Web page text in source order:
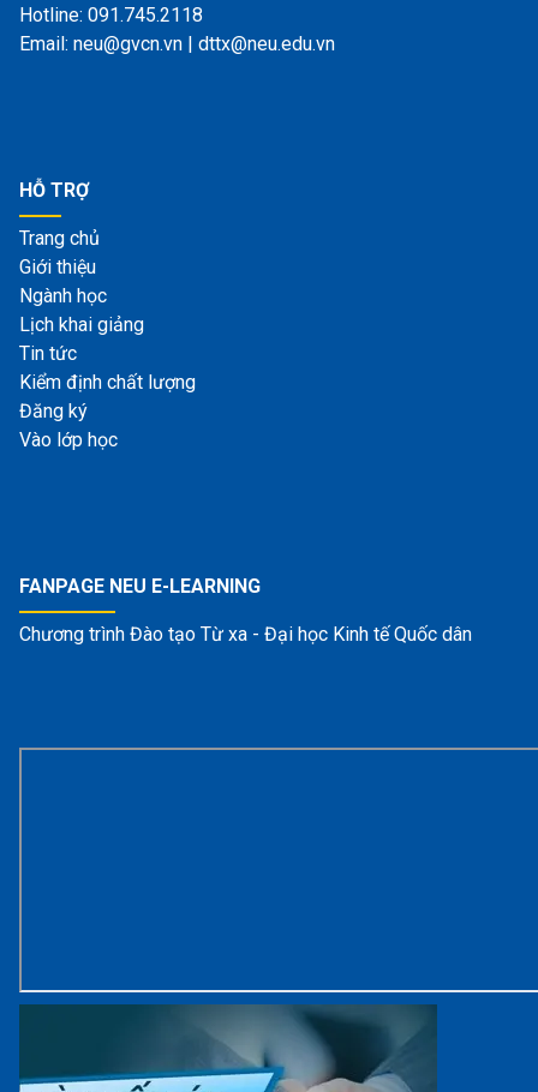
Hotline: 091.745.2118
Email: neu@gvcn.vn | dttx@neu.edu.vn
HỖ TRỢ
Trang chủ
Giới thiệu
Ngành học
Lịch khai giảng
Tin tức
Kiểm định chất lượng
Đăng ký
Vào lớp học
FANPAGE NEU E-LEARNING
Chương trình Đào tạo Từ xa - Đại học Kinh tế Quốc dân